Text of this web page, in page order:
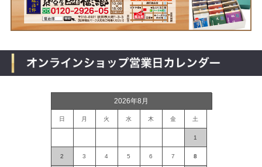
2026年8月
日 月 火 水 木 金 土
1
2 3 4 5 6 7 8